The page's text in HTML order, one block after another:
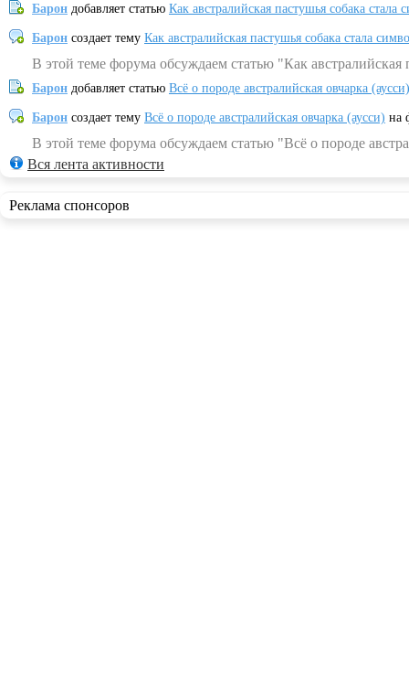
Барон добавляет статью Как австралийская пастушья собака
Барон создает тему Как австралийская пастушья собака стала
В этой теме форума обсуждаем статью "Как
Барон добавляет статью Всё о породе австралийская овчарка (аусси)
Барон создает тему Всё о породе австралийская овчарка (аусси) на
В этой теме форума обсуждаем статью "Всё о породе
Вся лента активности
Реклама спонсоров